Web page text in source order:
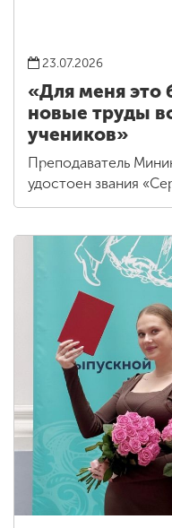
23.07.2026
«Для меня это
новые труды
учеников»
Преподаватель
удостоен звания